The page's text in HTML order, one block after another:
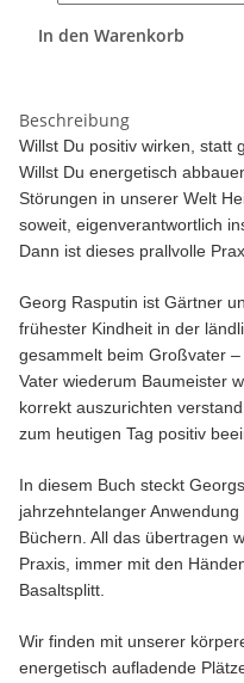
In den Warenkorb
Beschreibung
Willst Du positiv wirken, statt
Willst Du energetisch
Störungen in unserer Welt
soweit, eigenverantwortlich
Dann ist dieses prallvolle
Georg Rasputin ist Gärtner
frühester Kindheit in der
gesammelt beim Großvater
Vater wiederum Baumeister
korrekt auszurichten
zum heutigen Tag positiv
In diesem Buch steckt
jahrzehntelanger
Büchern. All das übertragen
Praxis, immer mit den
Basaltsplitt.
Wir finden mit unserer
energetisch aufladende